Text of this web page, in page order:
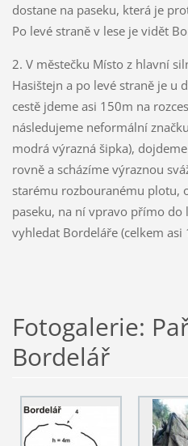
dostane na paseku, která je
Po levé straně v lese je vidět
2. V městečku Místo z hlavní
Hasištejn a po levé straně je u
cestě jdeme asi 150m na
následujeme neformální
modrá výrazná šipka),
rovně a scházíme výraznou
starému rozbouranému plotu,
paseku, na ní vpravo přímo do
vyhledat Bordeláře (celkem asi
Fotogalerie:
Bordelář